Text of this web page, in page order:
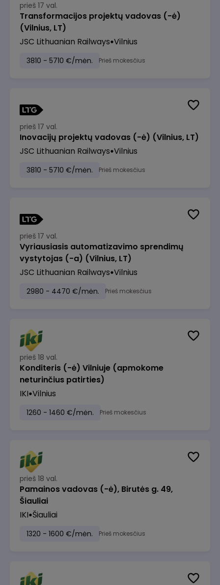
prieš 17 val.
Transformacijos projektų vadovas (-ė)
(Vilnius, LT)
JSC Lithuanian Railways Vilnius
3810 - 5710 €/mėn. Prieš mokesčius
prieš 17 val.
Inovacijų projektų vadovas (-ė) (Vilnius, LT)
JSC Lithuanian Railways Vilnius
3810 - 5710 €/mėn. Prieš mokesčius
prieš 17 val.
Vyriausiasis automatizavimo sprendimų
vystytojas (-a) (Vilnius, LT)
JSC Lithuanian Railways Vilnius
2980 - 4470 €/mėn. Prieš mokesčius
prieš 18 val.
Konditeris (-ė) Vilniuje (apmokome
neturinčius patirties)
IKI Vilnius
1260 - 1460 €/mėn. Prieš mokesčius
prieš 18 val.
Pamainos vadovas (-ė), Birutės g. 49,
Šiauliai
IKI Šiauliai
1320 - 1600 €/mėn. Prieš mokesčius